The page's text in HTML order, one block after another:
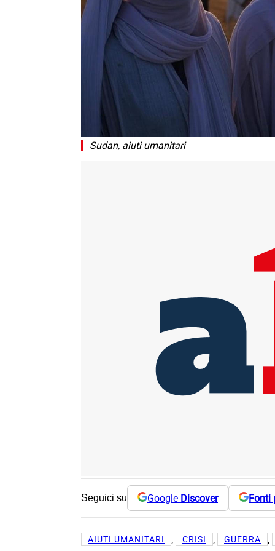
Sudan, aiuti umanitari
Seguici su Google Discover Fonti
AIUTI UMANITARI , CRISI , GUERRA ,